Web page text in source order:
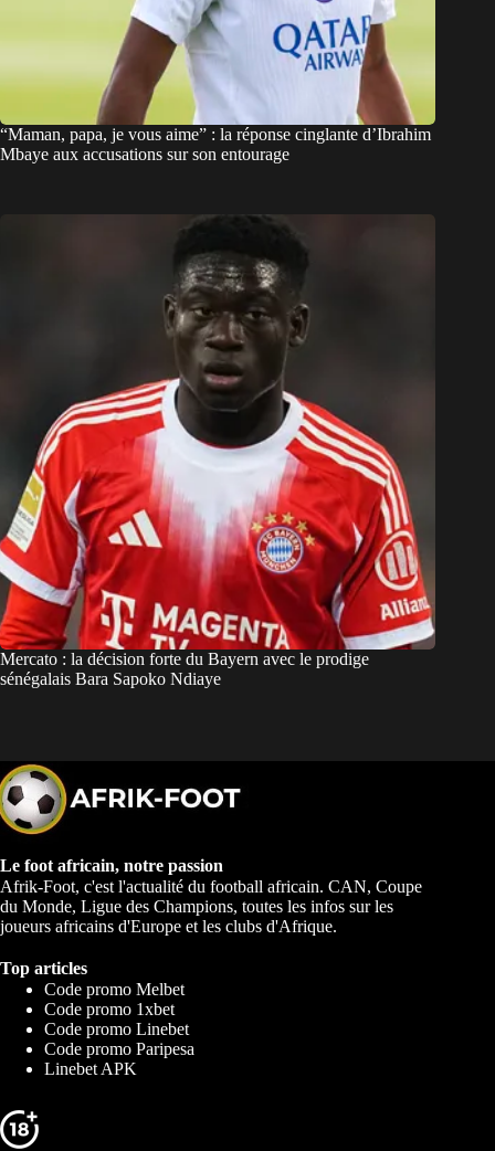
“Maman, papa, je vous aime” : la réponse cinglante d’Ibrahim
Mbaye aux accusations sur son entourage
Mercato : la décision forte du Bayern avec le prodige
sénégalais Bara Sapoko Ndiaye
Le foot africain, notre passion
Afrik-Foot, c'est l'actualité du football africain. CAN, Coupe
du Monde, Ligue des Champions, toutes les infos sur les
joueurs africains d'Europe et les clubs d'Afrique.
Top articles
Code promo Melbet
Code promo 1xbet
Code promo Linebet
Code promo Paripesa
Linebet APK